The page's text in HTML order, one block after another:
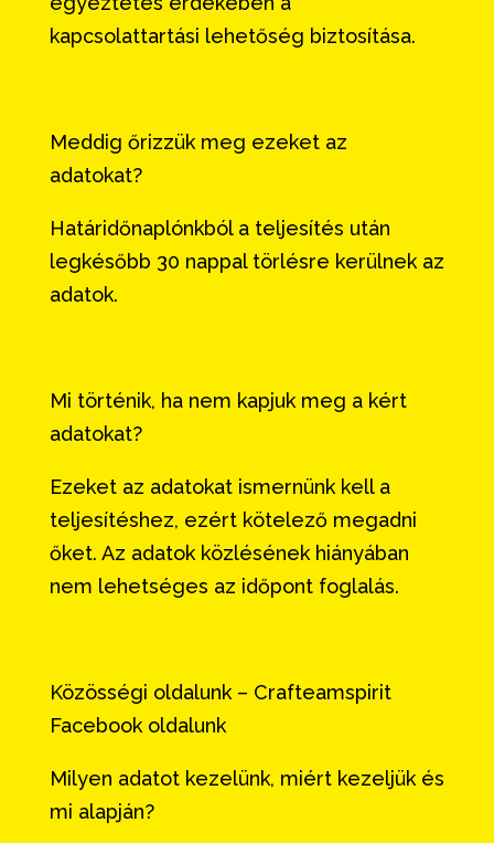
kapcsolattartási lehetőség biztosítása.
Meddig őrizzük meg ezeket az
adatokat?
Határidőnaplónkból a teljesítés után
legkésőbb 30 nappal törlésre kerülnek az
adatok.
Mi történik, ha nem kapjuk meg a kért
adatokat?
Ezeket az adatokat ismernünk kell a
teljesítéshez, ezért kötelező megadni
őket. Az adatok közlésének hiányában
nem lehetséges az időpont foglalás.
Közösségi oldalunk – Crafteamspirit
Facebook oldalunk
Milyen adatot kezelünk, miért kezeljük és
mi alapján?